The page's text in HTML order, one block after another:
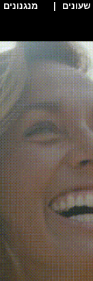
| מנגנונים |